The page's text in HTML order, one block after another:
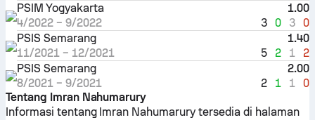
PSIM Yogyakarta
1.00
4/2022– 9/2022 3 0 3 0
PSIS Semarang
1.40
11/2021– 12/2021 5 2 1
2
PSIS Semarang
2.00
8/2021– 9/2021 2 1 1
0
Tentang Imran Nahumarury
Informasi tentang Imran Nahumarury tersedia di halaman